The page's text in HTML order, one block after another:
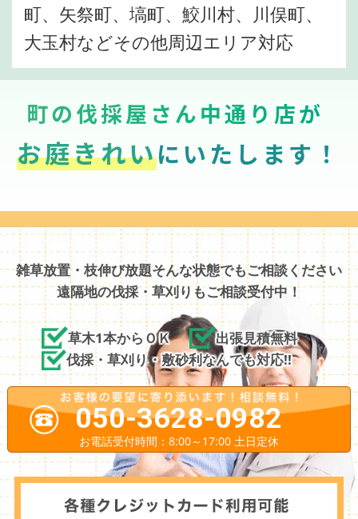
町、矢祭町、塙町、鮫川村、川俣町、
大玉村などその他周辺エリア対応
町の伐採屋さん中通り店が
お庭きれいにいたします！
雑草放置・枝伸び放題そんな状態でもご相談ください
遠隔地の伐採・草刈りもご相談受付中！
草木1本からＯＫ
出張見積無料
伐採・草刈り・敷砂利なんでも対応!!
050-3628-0982
お電話受付時間：8:00～17:00 土日定休